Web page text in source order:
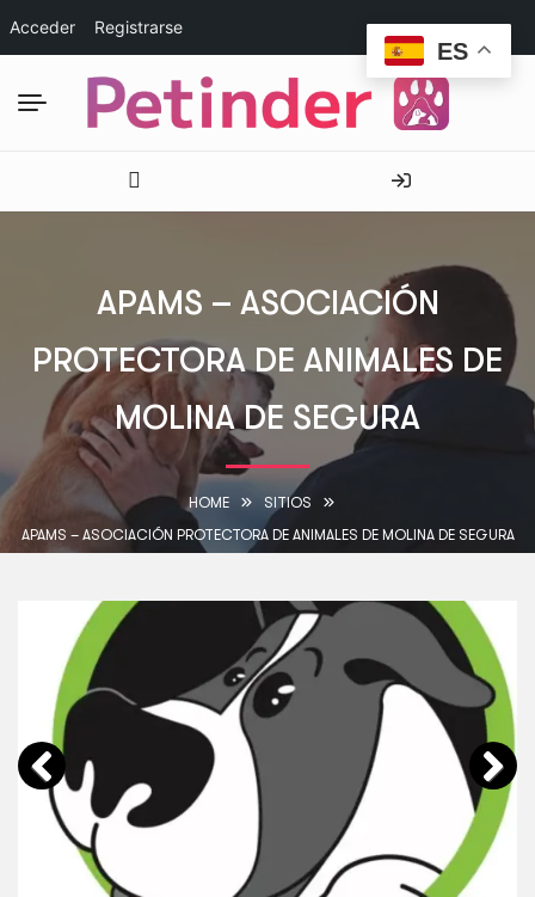
Acceder Registrarse
APAMS – ASOCIACIÓN
PROTECTORA DE ANIMALES DE
MOLINA DE SEGURA
HOME
SITIOS
APAMS – ASOCIACIÓN PROTECTORA DE ANIMALES DE MOLINA DE SEGURA
ES